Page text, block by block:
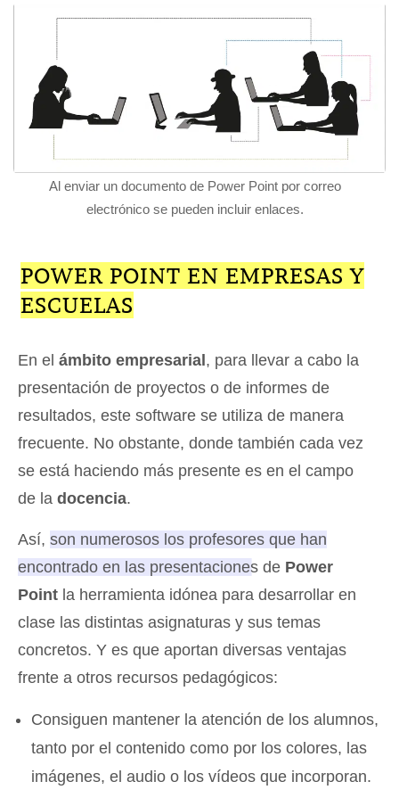
Al enviar un documento de Power Point por correo
electrónico se pueden incluir enlaces.
POWER POINT EN EMPRESAS Y
ESCUELAS
En el ámbito empresarial , para llevar a cabo la
presentación de proyectos o de informes de
resultados, este software se utiliza de manera
frecuente. No obstante, donde también cada vez
se está haciendo más presente es en el campo
de la docencia.
Así, son numerosos los profesores que han
encontrado en las presentaciones de Power
Point la herramienta idónea para desarrollar en
clase las distintas asignaturas y sus temas
concretos. Y es que aportan diversas ventajas
frente a otros recursos pedagógicos:
Consiguen mantener la atención de los alumnos,
tanto por el contenido como por los colores, las
imágenes, el audio o los vídeos que incorporan.